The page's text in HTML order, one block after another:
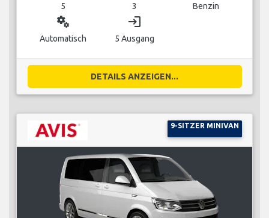
5 3 Benzin
miscellaneous_services
Automatisch
login
5 Ausgang
DETAILS ANZEIGEN...
9-SITZER MINIVAN